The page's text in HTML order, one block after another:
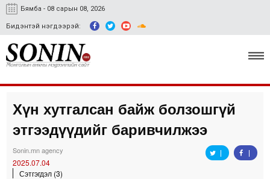
Бямба - 08 сарын 08, 2026
Бидэнтэй нэгдээрэй:
Улс төр, эдийн засаг
Гэмт хэрэг
Хүн хутгалсан байж болзошгүй
этгээдүүдийг баривчилжээ
Sonin.mn agency
2025.07.04
Сэтгэгдэл (3)